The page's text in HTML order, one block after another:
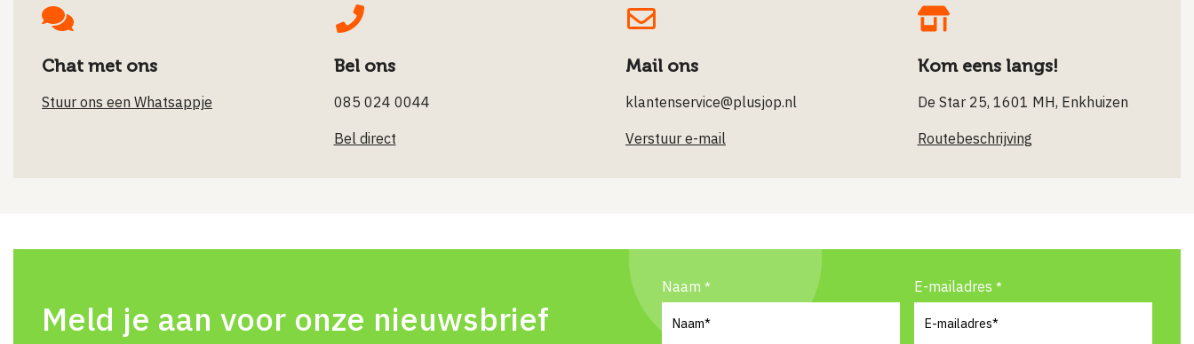
Chat met ons
Stuur ons een Whatsappje
Bel ons
085 024 0044
Bel direct
Mail ons
klantenservice@plusjop.nl
Verstuur e-mail
Kom eens langs!
De Star 25, 1601 MH, Enkhuizen
Routebeschrijving
Meld je aan voor onze nieuwsbrief
Naam E-mailadres